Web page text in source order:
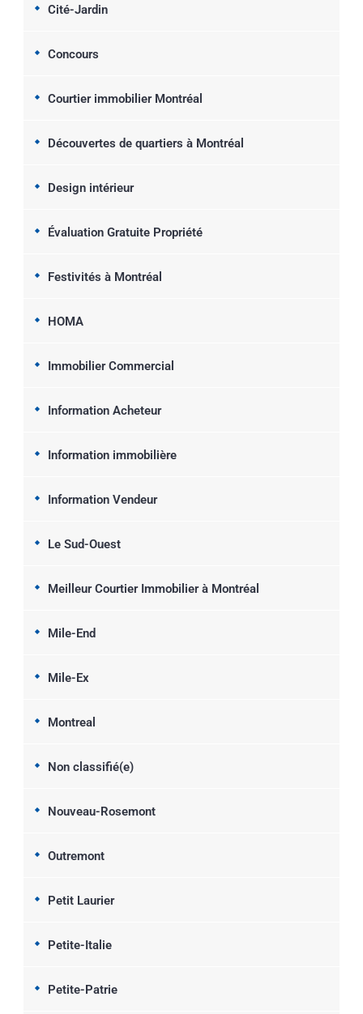
Cité-Jardin
Concours
Courtier immobilier Montréal
Découvertes de quartiers à Montréal
Design intérieur
Évaluation Gratuite Propriété
Festivités à Montréal
HOMA
Immobilier Commercial
Information Acheteur
Information immobilière
Information Vendeur
Le Sud-Ouest
Meilleur Courtier Immobilier à Montréal
Mile-End
Mile-Ex
Montreal
Non classifié(e)
Nouveau-Rosemont
Outremont
Petit Laurier
Petite-Italie
Petite-Patrie